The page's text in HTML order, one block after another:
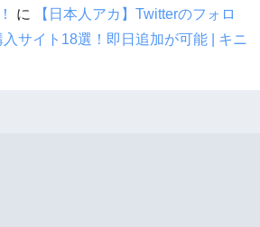
に
【日本人アカ】Twitterのフォロ
サイト18選！即日追加が可能 | キニ